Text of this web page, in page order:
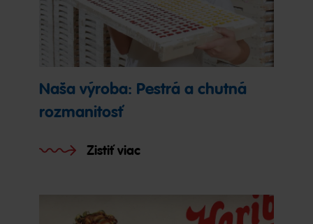
Naša výroba: Pestrá a chutná
rozmanitosť
Zistiť viac